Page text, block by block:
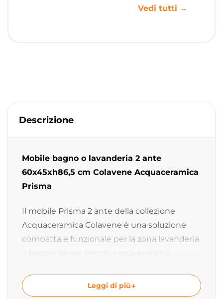
Vedi tutti →
Descrizione
Mobile bagno o lavanderia 2 ante
60x45xh86,5 cm Colavene Acquaceramica
Prisma
Il mobile Prisma 2 ante della collezione
Acquaceramica Colavene è una soluzione
compatta e funzionale per la zona lavanderia
struttura da 60×45 cm lo rende perfetto per
spazi contenuti senza rinunciare alla
Leggi di più